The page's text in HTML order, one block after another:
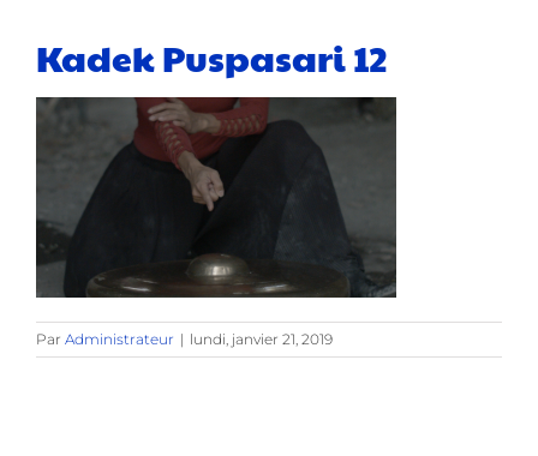
Kadek Puspasari 12
Par Administrateur | lundi, janvier 21, 2019